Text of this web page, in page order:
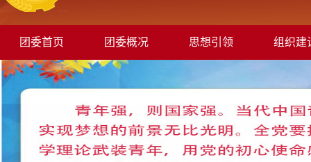
团委首页 团委概况 思想引领 组织建